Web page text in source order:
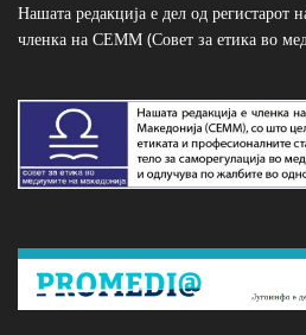
Нашата редакција е дел од
членка на СЕММ (Совет за етика во